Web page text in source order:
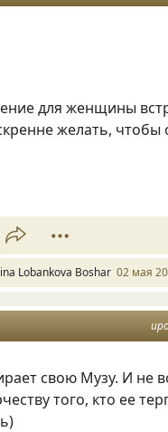
для женщины
желать, чтобы
Lobankova Boshar 02 мая
свою Музу. И не
того, кто ее